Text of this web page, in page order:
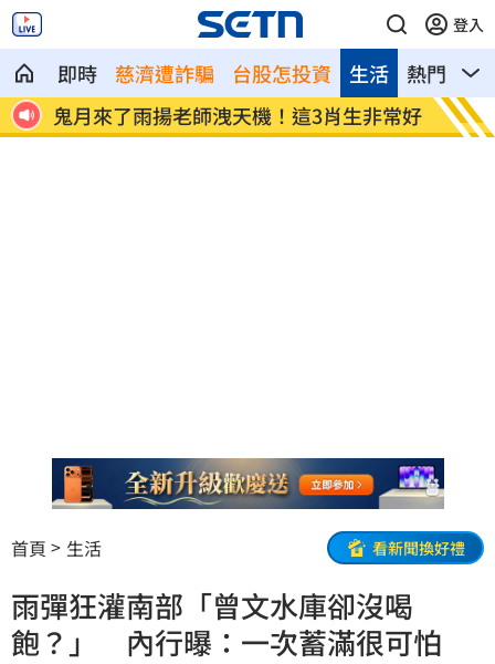
登入
即時 慈濟遭詐騙 台股怎投資 熱門 影
生活
曝 鬼月來了雨揚老師洩天機！這3肖生非常好 藍前
福
首頁 生活 看新聞換好禮
雨彈狂灌南部「曾文水庫卻沒喝
飽？」 內行曝：一次蓄滿很可怕